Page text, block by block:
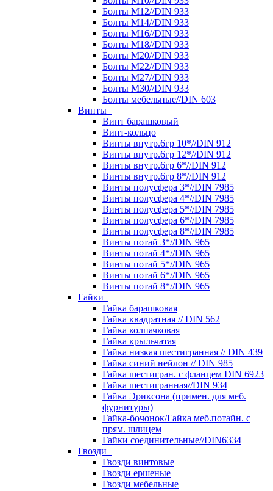
Болты М12//DIN 933
Болты М14//DIN 933
Болты М16//DIN 933
Болты М18//DIN 933
Болты М20//DIN 933
Болты М22//DIN 933
Болты М27//DIN 933
Болты М30//DIN 933
Болты мебельные//DIN 603
Винты
Винт барашковый
Винт-кольцо
Винты внутр.6гр 10*//DIN 912
Винты внутр.6гр 12*//DIN 912
Винты внутр.6гр 6*//DIN 912
Винты внутр.6гр 8*//DIN 912
Винты полусфера 3*//DIN 7985
Винты полусфера 4*//DIN 7985
Винты полусфера 5*//DIN 7985
Винты полусфера 6*//DIN 7985
Винты полусфера 8*//DIN 7985
Винты потай 3*//DIN 965
Винты потай 4*//DIN 965
Винты потай 5*//DIN 965
Винты потай 6*//DIN 965
Винты потай 8*//DIN 965
Гайки
Гайка барашковая
Гайка квадратная // DIN 562
Гайка колпачковая
Гайка крыльчатая
Гайка низкая шестигранная // DIN 439
Гайка синий нейлон // DIN 985
Гайка шестигран. с фланцем DIN 6923
Гайка шестигранная//DIN 934
Гайка Эриксона (примен. для меб.
фурнитуры)
Гайка-бочонок/Гайка меб.потайн. с
прям. шлицем
Гайки соединительные//DIN6334
Гвозди
Гвозди винтовые
Гвозди ершеные
Гвозди мебельные